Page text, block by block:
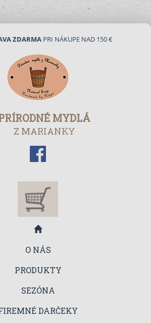
ZDARMAPRI NÁKUPE NAD 150 €
MYDLÁ
Z MARIANKY
O NÁS
PRODUKTY
SEZÓNA
DARČEKY